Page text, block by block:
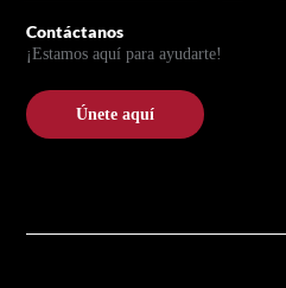
Contáctanos
¡Estamos aquí para ayudarte!
Únete aquí